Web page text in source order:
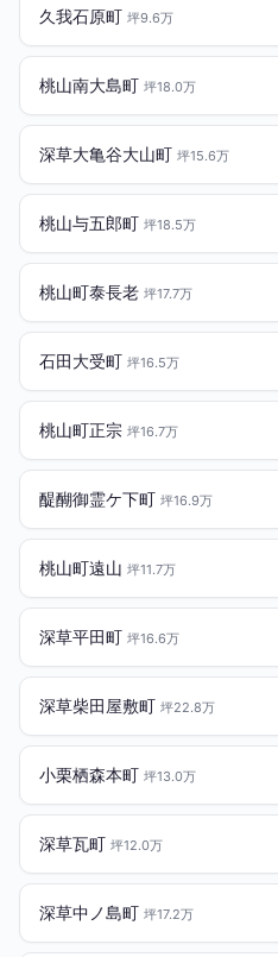
久我石原町 坪9.6万
桃山南大島町 坪18.0万
深草大亀谷大山町 坪15.6万
桃山与五郎町 坪18.5万
桃山町泰長老 坪17.7万
石田大受町 坪16.5万
桃山町正宗 坪16.7万
醍醐御霊ケ下町 坪16.9万
桃山町遠山 坪11.7万
深草平田町 坪16.6万
深草柴田屋敷町 坪22.8万
小栗栖森本町 坪13.0万
深草瓦町 坪12.0万
深草中ノ島町 坪17.2万